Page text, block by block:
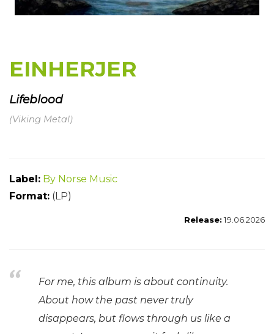
EINHERJER
Lifeblood
(Viking Metal)
Label: By Norse Music
Format: (LP)
Release:19.06.2026
For me, this album is about continuity.
About how the past never truly
disappears, but flows through us like a